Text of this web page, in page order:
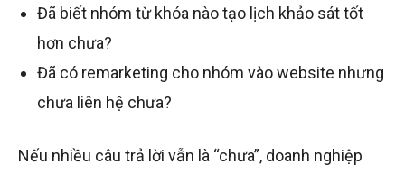
Đã biết nhóm từ khóa nào tạo lịch khảo sát tốt
hơn chưa?
Đã có remarketing cho nhóm vào website nhưng
chưa liên hệ chưa?
Nếu nhiều câu trả lời vẫn là “chưa”, doanh nghiệp